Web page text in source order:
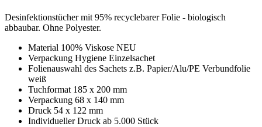
Desinfektionstücher mit 95% recyclebarer Folie - biologisch
abbaubar. Ohne Polyester.
Material 100% Viskose NEU
Verpackung Hygiene Einzelsachet
Folienauswahl des Sachets z.B. Papier/Alu/PE Verbundfolie
weiß
Tuchformat 185 x 200 mm
Verpackung 68 x 140 mm
Druck 54 x 122 mm
Individueller Druck ab 5.000 Stück